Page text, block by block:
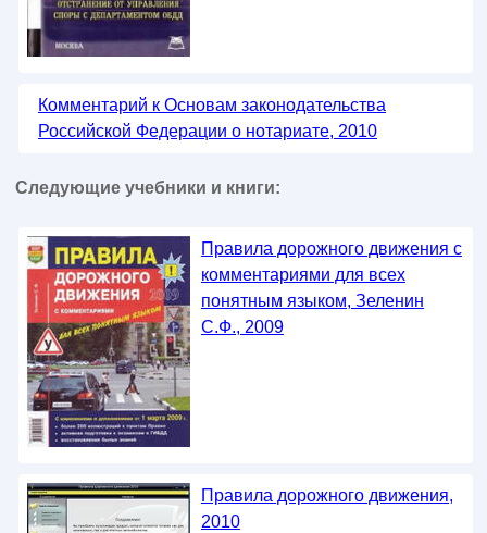
Комментарий к Основам законодательства
Российской Федерации о нотариате, 2010
Следующие учебники и книги:
Правила дорожного движения с
комментариями для всех
понятным языком, Зеленин
С.Ф., 2009
Правила дорожного движения,
2010